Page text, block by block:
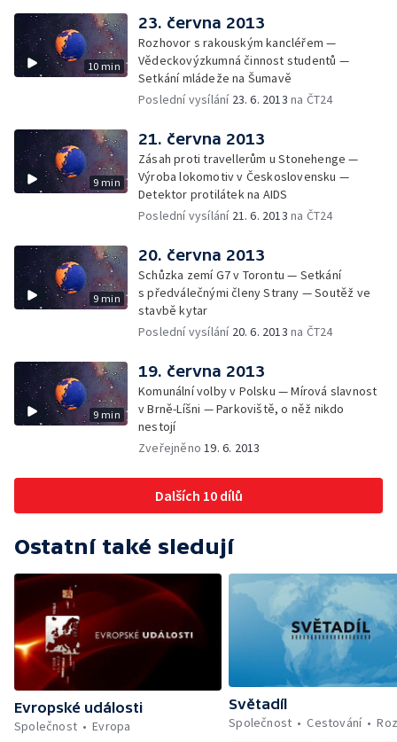
10 min
23. června 2013
Rozhovor s rakouským kancléřem —
Vědeckovýzkumná činnost studentů —
Setkání mládeže na Šumavě
Poslední vysílání 23. 6. 2013 na ČT24
9 min
21. června 2013
Zásah proti travellerům u Stonehenge —
Výroba lokomotiv v Československu —
Detektor protilátek na AIDS
Poslední vysílání 21. 6. 2013 na ČT24
9 min
20. června 2013
Schůzka zemí G7 v Torontu — Setkání
s předválečnými členy Strany — Soutěž ve
stavbě kytar
Poslední vysílání 20. 6. 2013 na ČT24
9 min
19. června 2013
Komunální volby v Polsku — Mírová slavnost
v Brně-Líšni — Parkoviště, o něž nikdo
nestojí
Zveřejněno19. 6. 2013
Dalších 10 dílů
Ostatní také sledují
Evropské události
Společnost
Evropa
Světadíl
Společnost
Cestování